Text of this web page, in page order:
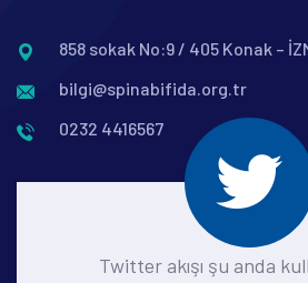
858 sokak No:9 / 405 Konak –
bilgi@spinabifida.org.tr
0232 4416567
Twitter akışı şu anda